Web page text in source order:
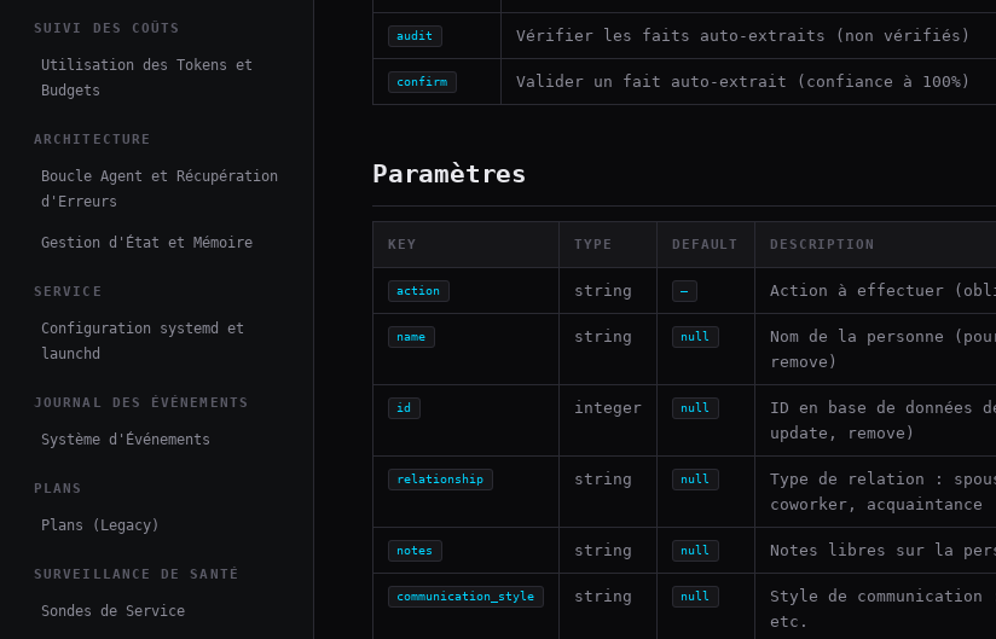
SUIVI DES COÛTS
Utilisation des Tokens et
Budgets
ARCHITECTURE
Boucle Agent et Récupération
d'Erreurs
Gestion d'État et Mémoire
SERVICE
Configuration systemd et
launchd
JOURNAL DES ÉVÉNEMENTS
Système d'Événements
PLANS
Plans (Legacy)
SURVEILLANCE DE SANTÉ
Sondes de Service
audit Vérifier les faits auto-extraits (non vérifiés)
confirm Valider un fait auto-extrait (confiance à 100%)
Paramètres
KEY TYPE DEFAULT DESCRIPTION
action string — Action à effectuer
name string null
Nom de la personne
remove)
id integer null
ID en base de données
update, remove)
relationship string null
Type de relation :
coworker, acquaintance
notes string null Notes libres sur la
communication_style string null
Style de
etc.